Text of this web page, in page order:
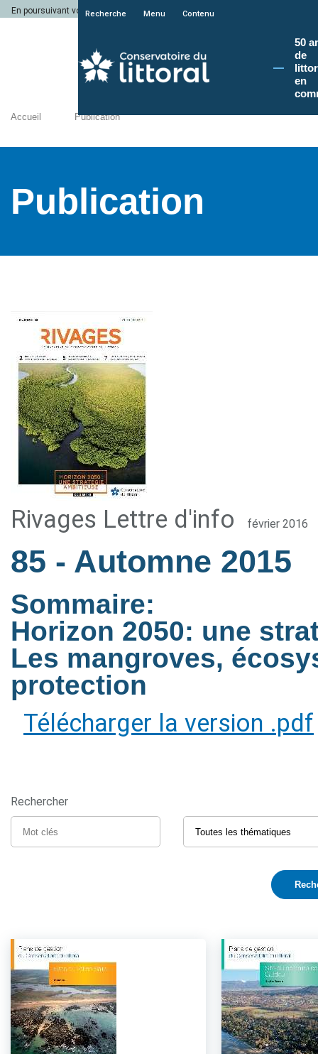
En poursuivant votre navigation sur le site du Conservatoire du littoral, vous
Recherche Menu Contenu
50
de
en
Accueil Publication
Publication
Rivages Lettre d'info février 2016
85 - Automne 2015
Sommaire:
Horizon 2050: une
Les mangroves,
protection
Télécharger la version .pdf
Rechercher